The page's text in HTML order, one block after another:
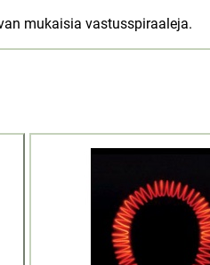
mukaisia vastusspiraaleja.